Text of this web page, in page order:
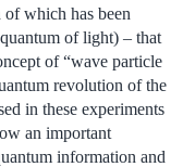
of which has been
of light) – that
of “wave particle
revolution of the
in these experiments
an important
information and